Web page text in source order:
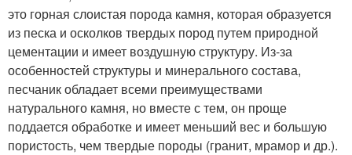
это горная слоистая порода камня, которая образуется
из песка и осколков твердых пород путем природной
цементации и имеет воздушную структуру. Из-за
особенностей структуры и минерального состава,
песчаник обладает всеми преимуществами
натурального камня, но вместе с тем, он проще
поддается обработке и имеет меньший вес и большую
пористость, чем твердые породы (гранит, мрамор и др.).